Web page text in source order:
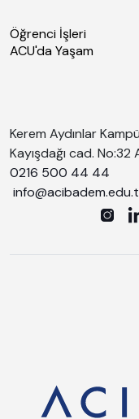
Öğrenci İşleri
ACU'da Yaşam
Kerem Aydınlar
Kayışdağı cad.
0216 500 44 44